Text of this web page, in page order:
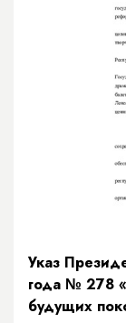
Указ
года № 278
будущих